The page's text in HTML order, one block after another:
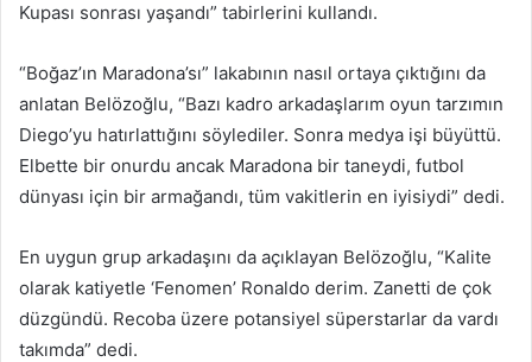
Kupası sonrası yaşandı” tabirlerini kullandı.
“Boğaz’ın Maradona’sı” lakabının nasıl ortaya çıktığını da
anlatan Belözoğlu, “Bazı kadro arkadaşlarım oyun tarzımın
Diego’yu hatırlattığını söylediler. Sonra medya işi büyüttü.
Elbette bir onurdu ancak Maradona bir taneydi, futbol
dünyası için bir armağandı, tüm vakitlerin en iyisiydi” dedi.
En uygun grup arkadaşını da açıklayan Belözoğlu, “Kalite
olarak katiyetle ‘Fenomen’ Ronaldo derim. Zanetti de çok
düzgündü. Recoba üzere potansiyel süperstarlar da vardı
takımda” dedi.